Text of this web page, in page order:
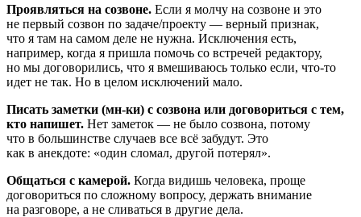
Проявляться на созвоне. Если я молчу на созвоне и это
не первый созвон по задаче/проекту — верный признак,
что я там на самом деле не нужна. Исключения есть,
например, когда я пришла помочь со встречей редактору,
но мы договорились, что я вмешиваюсь только если, что-то
идет не так. Но в целом исключений мало.
Писать заметки (мн-ки) с созвона или договориться с тем,
кто напишет. Нет заметок — не было созвона, потому
что в большинстве случаев все всё забудут. Это
как в анекдоте: «один сломал, другой потерял».
Общаться с камерой. Когда видишь человека, проще
договориться по сложному вопросу, держать внимание
на разговоре, а не сливаться в другие дела.